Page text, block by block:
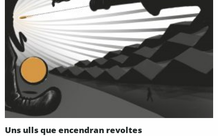
Uns ulls que encendran revoltes